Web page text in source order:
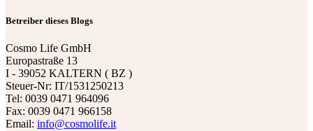
Betreiber dieses Blogs
Cosmo Life GmbH
Europastraße 13
I - 39052 KALTERN ( BZ )
Steuer-Nr: IT/1531250213
Tel: 0039 0471 964096
Fax: 0039 0471 966158
Email: info@cosmolife.it